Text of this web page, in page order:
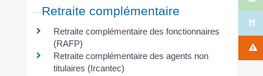
Retraite complémentaire
Retraite complémentaire des fonctionnaires
(RAFP)
Retraite complémentaire des agents non
titulaires (Ircantec)